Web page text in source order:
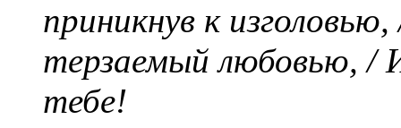
приникнув к
терзаемый любовью, /
тебе!